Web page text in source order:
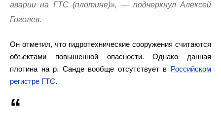
аварии на ГТС (плотине)», — подчеркнул Алексей
Гоголев.
Он отметил, что гидротехнические сооружения считаются
объектами повышенной опасности. Однако данная
плотина на р. Санде вообще отсутствует в Российском
регистре ГТС.